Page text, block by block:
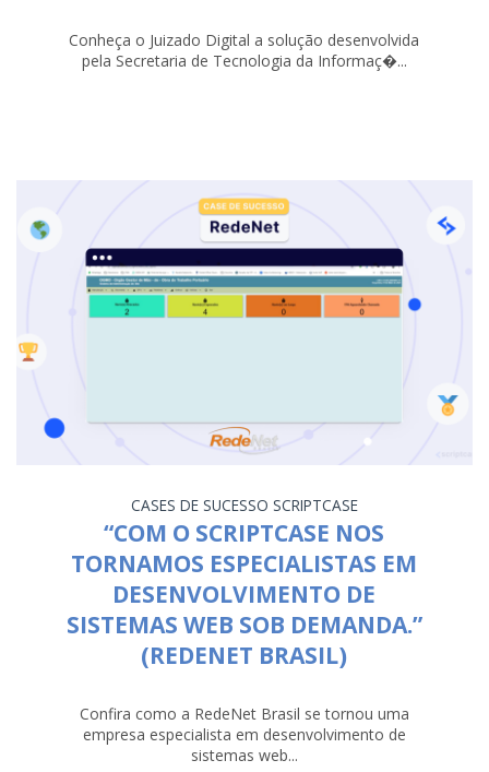
Conheça o Juizado Digital a solução desenvolvida
pela Secretaria de Tecnologia da Informaç�...
CASES DE SUCESSO SCRIPTCASE
“COM O SCRIPTCASE NOS
TORNAMOS ESPECIALISTAS EM
DESENVOLVIMENTO DE
SISTEMAS WEB SOB DEMANDA.”
(REDENET BRASIL)
Confira como a RedeNet Brasil se tornou uma
empresa especialista em desenvolvimento de
sistemas web...